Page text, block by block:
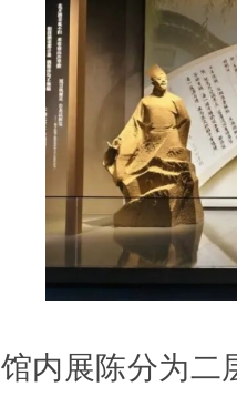
馆内展陈分为二